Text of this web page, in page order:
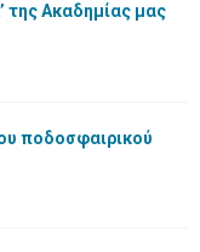
της Ακαδημίας μας
ποδοσφαιρικού